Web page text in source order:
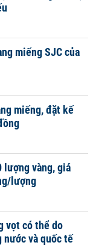
miếng SJC của
miếng, đặt kế
lượng vàng, giá
lượng
vọt có thể do
nước và quốc tế